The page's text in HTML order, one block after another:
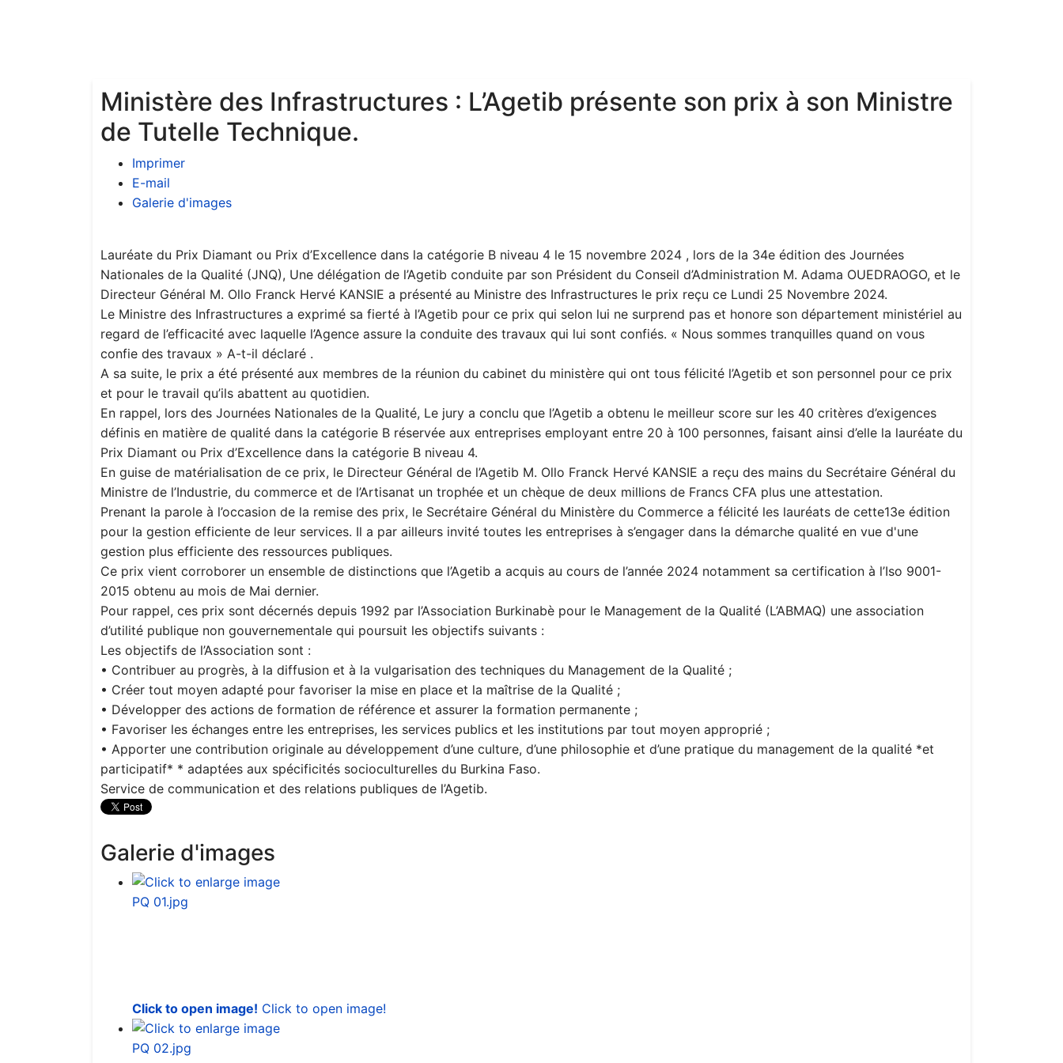
Ministère des Infrastructures : L’Agetib présente son prix à son Ministre
de Tutelle Technique.
Imprimer
E-mail
Galerie d'images
Lauréate du Prix Diamant ou Prix d’Excellence dans la catégorie B niveau 4 le 15 novembre 2024 , lors de la 34e édition des Journées
Nationales de la Qualité (JNQ), Une délégation de l’Agetib conduite par son Président du Conseil d’Administration M. Adama OUEDRAOGO, et le
Directeur Général M. Ollo Franck Hervé KANSIE a présenté au Ministre des Infrastructures le prix reçu ce Lundi 25 Novembre 2024.
Le Ministre des Infrastructures a exprimé sa fierté à l’Agetib pour ce prix qui selon lui ne surprend pas et honore son département ministériel au
regard de l’efficacité avec laquelle l’Agence assure la conduite des travaux qui lui sont confiés. « Nous sommes tranquilles quand on vous
confie des travaux » A-t-il déclaré .
A sa suite, le prix a été présenté aux membres de la réunion du cabinet du ministère qui ont tous félicité l’Agetib et son personnel pour ce prix
et pour le travail qu’ils abattent au quotidien.
En rappel, lors des Journées Nationales de la Qualité, Le jury a conclu que l’Agetib a obtenu le meilleur score sur les 40 critères d’exigences
définis en matière de qualité dans la catégorie B réservée aux entreprises employant entre 20 à 100 personnes, faisant ainsi d’elle la lauréate du
Prix Diamant ou Prix d’Excellence dans la catégorie B niveau 4.
En guise de matérialisation de ce prix, le Directeur Général de l’Agetib M. Ollo Franck Hervé KANSIE a reçu des mains du Secrétaire Général du
Ministre de l’Industrie, du commerce et de l’Artisanat un trophée et un chèque de deux millions de Francs CFA plus une attestation.
Prenant la parole à l’occasion de la remise des prix, le Secrétaire Général du Ministère du Commerce a félicité les lauréats de cette13e édition
pour la gestion efficiente de leur services. Il a par ailleurs invité toutes les entreprises à s’engager dans la démarche qualité en vue d'une
gestion plus efficiente des ressources publiques.
Ce prix vient corroborer un ensemble de distinctions que l’Agetib a acquis au cours de l’année 2024 notamment sa certification à l’Iso 9001-
2015 obtenu au mois de Mai dernier.
Pour rappel, ces prix sont décernés depuis 1992 par l’Association Burkinabè pour le Management de la Qualité (L’ABMAQ) une association
d’utilité publique non gouvernementale qui poursuit les objectifs suivants :
Les objectifs de l’Association sont :
• Contribuer au progrès, à la diffusion et à la vulgarisation des techniques du Management de la Qualité ;
• Créer tout moyen adapté pour favoriser la mise en place et la maîtrise de la Qualité ;
• Développer des actions de formation de référence et assurer la formation permanente ;
• Favoriser les échanges entre les entreprises, les services publics et les institutions par tout moyen approprié ;
• Apporter une contribution originale au développement d’une culture, d’une philosophie et d’une pratique du management de la qualité *et
participatif* * adaptées aux spécificités socioculturelles du Burkina Faso.
Service de communication et des relations publiques de l’Agetib.
Galerie d'images
Click to open image! Click to open image!